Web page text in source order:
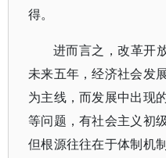
得。
进而言之，改革开
未来五年，经济社会发
为主线，而发展中出现
等问题，有社会主义初
但根源往往在于体制机